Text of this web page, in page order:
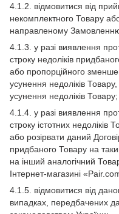
4.1.2. відмовитися від
некомплектного Товару
направленому
4.1.3. у разі виявлення
строку недоліків
або пропорційного
усунення недоліків
усунення недоліків Товару;
4.1.4. у разі виявлення
строку істотних недоліків
або розірвати даний
придбаного Товару на
на інший аналогічний
Інтернет-магазині
4.1.5. відмовитися від
випадках, передбачених